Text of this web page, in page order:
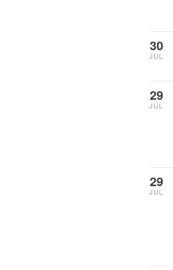
30
JUL
29
JUL
29
JUL